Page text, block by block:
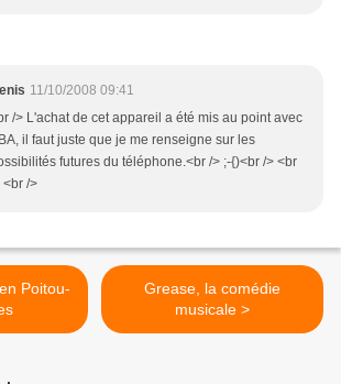
11/10/2008 09:41
/> L'achat de cet appareil a été mis au point avec
il faut juste que je me renseigne sur les
futures du téléphone.<br /> ;-{)<br /> <br
<br />
Grease, la comédie
musicale >